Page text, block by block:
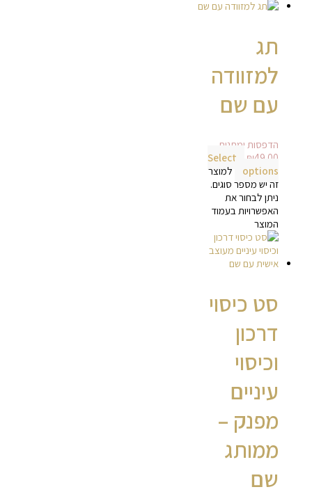
תג
למזוודה
עם שם
הדפסות ומתנות
₪49.00
Select
options
למוצר
זה יש מספר סוגים.
ניתן לבחור את
האפשרויות בעמוד
המוצר
סט כיסוי
דרכון
וכיסוי
עיניים
מפנק –
ממותג
שם